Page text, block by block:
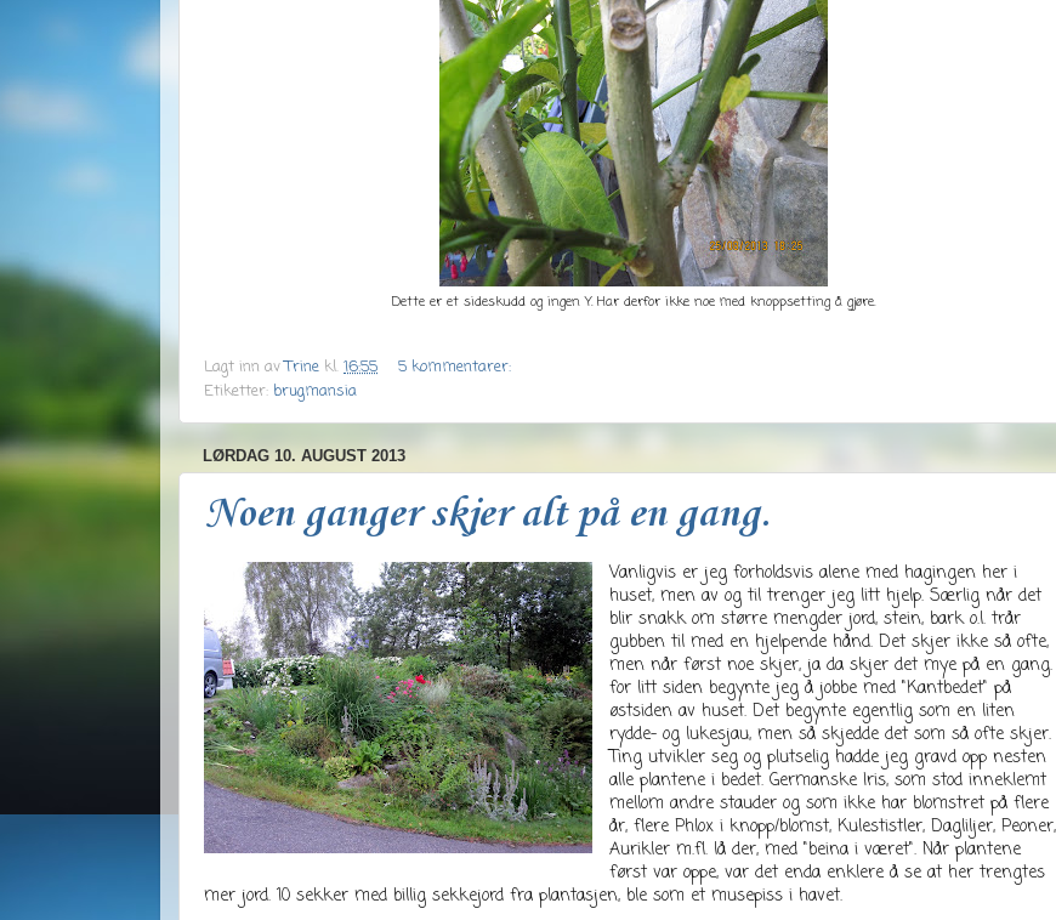
Dette er et sideskudd og ingen Y. Har derfor ikke noe med knoppsetting å gjøre.
Lagt inn avTrine kl. 16:55
5 kommentarer:
Etiketter: brugmansia
LØRDAG 10. AUGUST 2013
Noen ganger skjer alt på en gang.
Vanligvis er jeg forholdsvis alene med hagingen her i
huset, men av og til trenger jeg litt hjelp. Særlig når det
blir snakk om større mengder jord, stein, bark o.l. trår
gubben til med en hjelpende hånd. Det skjer ikke så ofte,
men når først noe skjer, ja da skjer det mye på en gang.
for litt siden begynte jeg å jobbe med "Kantbedet" på
østsiden av huset. Det begynte egentlig som en liten
rydde- og lukesjau, men så skjedde det som så ofte skjer.
Ting utvikler seg og plutselig hadde jeg gravd opp nesten
alle plantene i bedet. Germanske Iris, som stod inneklemt
mellom andre stauder og som ikke har blomstret på flere
år, flere Phlox i knopp/blomst, Kulestistler, Dagliljer, Peoner,
Aurikler m.fl. lå der, med "beina i været". Når plantene
først var oppe, var det enda enklere å se at her trengtes
mer jord. 10 sekker med billig sekkejord fra plantasjen, ble som et musepiss i havet.